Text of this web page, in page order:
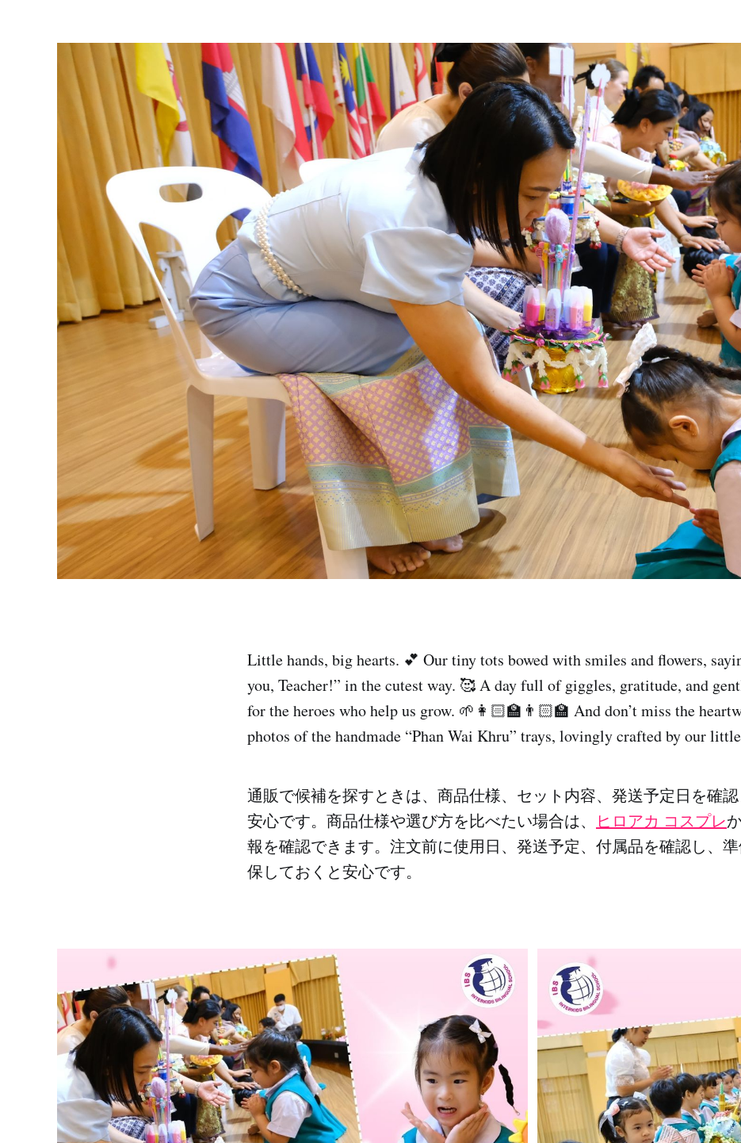
Little hands, big hearts. 💕 Our tiny tots bowed with smiles and flowers,
you, Teacher!” in the cutest way. 🥰 A day full of giggles, gratitude, and
for the heroes who help us grow. 🌱👩🏻‍🏫👨🏻‍🏫 And don’t miss the
photos of the handmade “Phan Wai Khru” trays, lovingly crafted by our
通販で候補を探すときは、商品仕様、セット内容、発送予定日を確
安心です。商品仕様や選び方を比べたい場合は、
ヒロアカ コスプレ
報を確認できます。注文前に使用日、発送予定、付属品を確認し、
保しておくと安心です。